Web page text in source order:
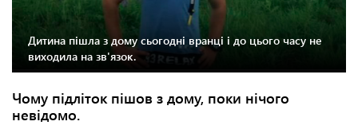
Дитина пішла з дому сьогодні вранці і до цього часу не
виходила на зв'язок.
Чому підліток пішов з дому, поки нічого
невідомо.